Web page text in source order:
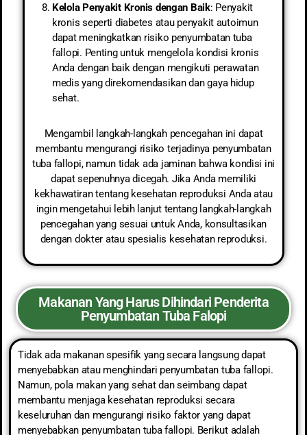
Kelola Penyakit Kronis dengan Baik: Penyakit
kronis seperti diabetes atau penyakit autoimun
dapat meningkatkan risiko penyumbatan tuba
fallopi. Penting untuk mengelola kondisi kronis
Anda dengan baik dengan mengikuti perawatan
medis yang direkomendasikan dan gaya hidup
sehat.
Mengambil langkah-langkah pencegahan ini dapat
membantu mengurangi risiko terjadinya penyumbatan
tuba fallopi, namun tidak ada jaminan bahwa kondisi ini
dapat sepenuhnya dicegah. Jika Anda memiliki
kekhawatiran tentang kesehatan reproduksi Anda atau
ingin mengetahui lebih lanjut tentang langkah-langkah
pencegahan yang sesuai untuk Anda, konsultasikan
dengan dokter atau spesialis kesehatan reproduksi.
Makanan Yang Harus Dihindari Penderita
Penyumbatan Tuba Falopi
Tidak ada makanan spesifik yang secara langsung dapat
menyebabkan atau menghindari penyumbatan tuba fallopi.
Namun, pola makan yang sehat dan seimbang dapat
membantu menjaga kesehatan reproduksi secara
keseluruhan dan mengurangi risiko faktor yang dapat
menyebabkan penyumbatan tuba fallopi. Berikut adalah